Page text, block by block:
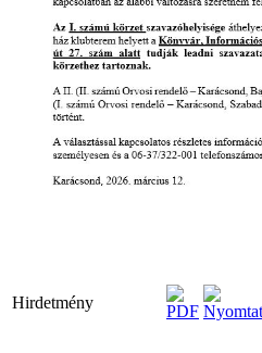
Hirdetmény